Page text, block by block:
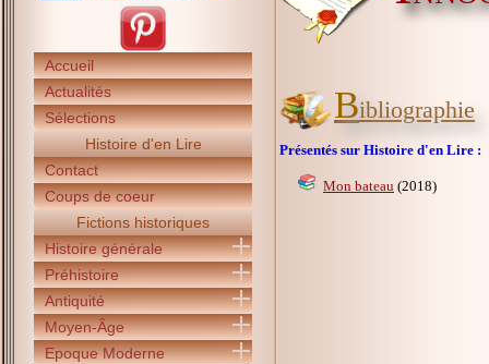
Accueil
Actualités
Sélections
Histoire d'en Lire
Contact
Coups de coeur
Fictions historiques
Histoire générale
Préhistoire
Antiquité
Moyen-Âge
Epoque Moderne
Bibliographie
Présentés sur Histoire d'en Lire :
Mon bateau (2018)